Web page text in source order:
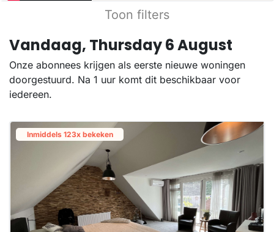
Toon filters
Vandaag, Thursday 6 August
Onze abonnees krijgen als eerste nieuwe woningen
doorgestuurd. Na 1 uur komt dit beschikbaar voor
iedereen.
Inmiddels 123x bekeken